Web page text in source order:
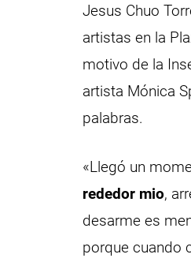
Jesus Chuo
artistas en la
motivo de la
artista Mónica
palabras.
«Llegó un
rededor mio,
desarme es
porque cuando